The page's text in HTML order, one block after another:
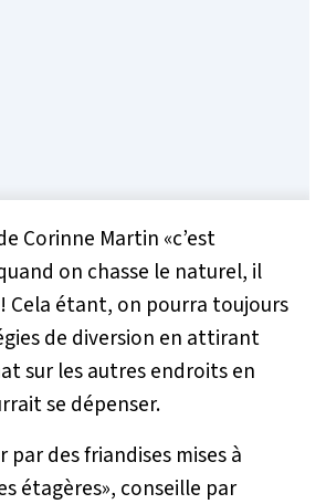
Corinne Martin «c’est
on chasse le naturel, il
Cela étant, on pourra toujours
de diversion en attirant
sur les autres endroits en
se dépenser.
par des friandises mises à
étagères», conseille par